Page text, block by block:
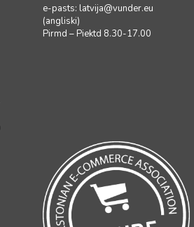
e-pasts: latvija@vunder.eu
(angliski)
Pirmd – Piektd 8.30-17.00